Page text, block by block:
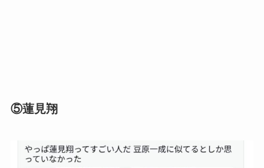
⑤蓮見翔